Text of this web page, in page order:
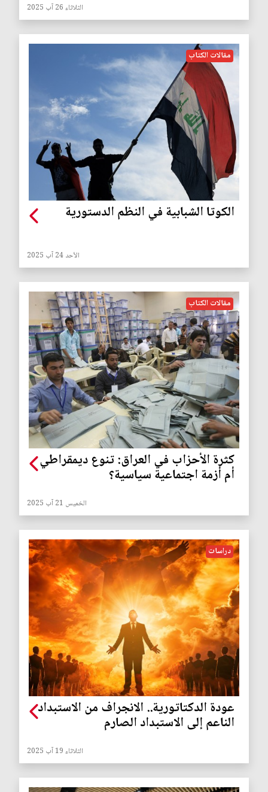
الثلاثاء 26 آب 2025
مقالات الكتاب
الكوتا الشبابية في النظم الدستورية
الأحد 24 آب 2025
مقالات الكتاب
كثرة الأحزاب في العراق: تنوع ديمقراطي
أم أزمة اجتماعية سياسية؟
الخميس 21 آب 2025
دراسات
عودة الدكتاتورية.. الانجراف من الاستبداد
الناعم إلى الاستبداد الصارم
الثلاثاء 19 آب 2025